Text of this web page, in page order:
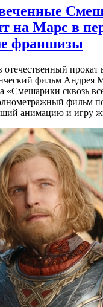
на Марс в
франшизы
отечественный
фильм Андрея
«Смешарики сквозь
фильм
анимацию и игру